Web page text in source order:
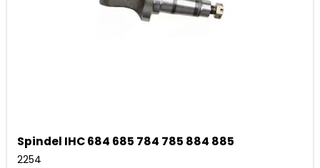
Spindel IHC 684 685 784 785 884 885
2254